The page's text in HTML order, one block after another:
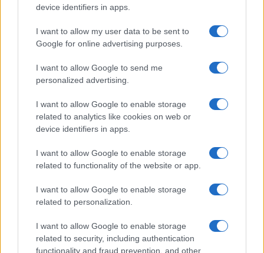
device identifiers in apps.
I want to allow my user data to be sent to
Google for online advertising purposes.
I want to allow Google to send me
personalized advertising.
I want to allow Google to enable storage
related to analytics like cookies on web or
device identifiers in apps.
I want to allow Google to enable storage
related to functionality of the website or app.
I want to allow Google to enable storage
related to personalization.
I want to allow Google to enable storage
related to security, including authentication
functionality and fraud prevention, and other
Giovannimaria Cabras